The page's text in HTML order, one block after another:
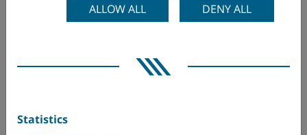
Obtenez bien plus qu’une machine :
un partenaire pour la vie.
rendu de notre entretien avec Christian
ALLOW ALL DENY ALL
Statistics